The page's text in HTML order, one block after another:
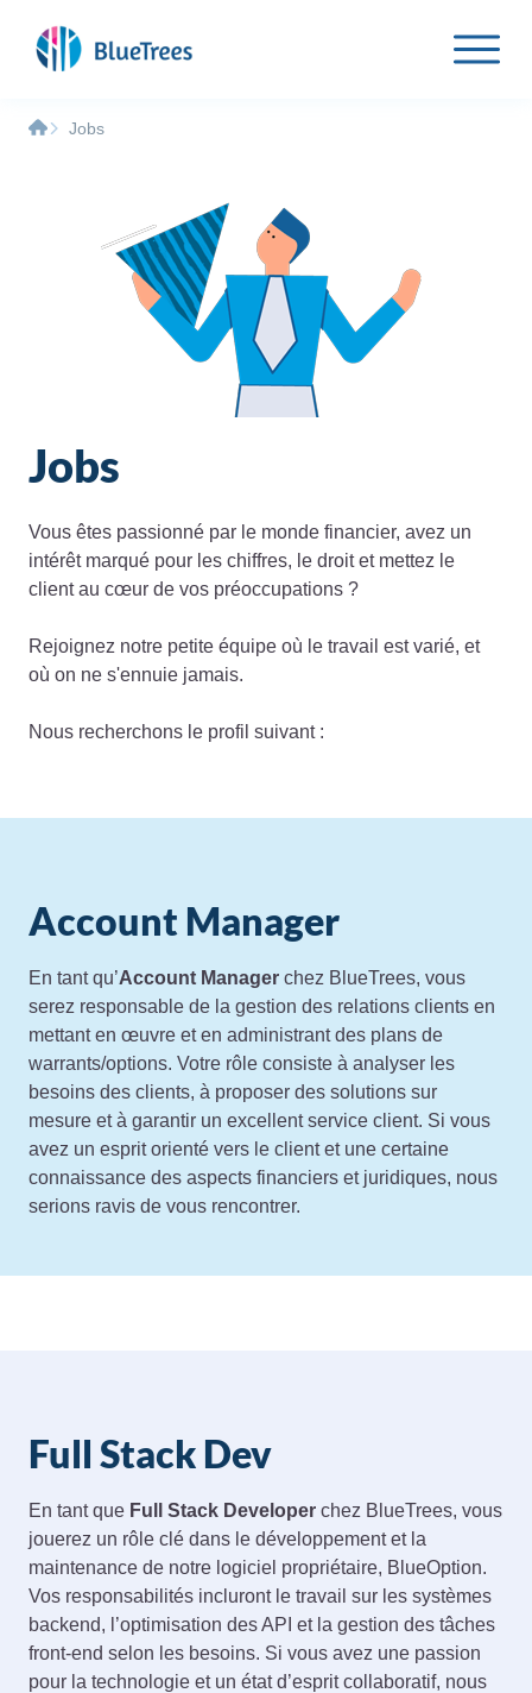
Jobs
Jobs
Vous êtes passionné par le monde financier, avez un
intérêt marqué pour les chiffres, le droit et mettez le
client au cœur de vos préoccupations ?
Rejoignez notre petite équipe où le travail est varié, et
où on ne s'ennuie jamais.
Nous recherchons le profil suivant :
Account Manager
En tant qu’Account Manager chez BlueTrees, vous
serez responsable de la gestion des relations clients en
mettant en œuvre et en administrant des plans de
warrants/options. Votre rôle consiste à analyser les
besoins des clients, à proposer des solutions sur
mesure et à garantir un excellent service client. Si vous
avez un esprit orienté vers le client et une certaine
connaissance des aspects financiers et juridiques, nous
serions ravis de vous rencontrer.
Full Stack Dev
En tant que Full Stack Developer chez BlueTrees, vous
jouerez un rôle clé dans le développement et la
maintenance de notre logiciel propriétaire, BlueOption.
Vos responsabilités incluront le travail sur les systèmes
backend, l’optimisation des API et la gestion des tâches
front-end selon les besoins. Si vous avez une passion
pour la technologie et un état d’esprit collaboratif, nous